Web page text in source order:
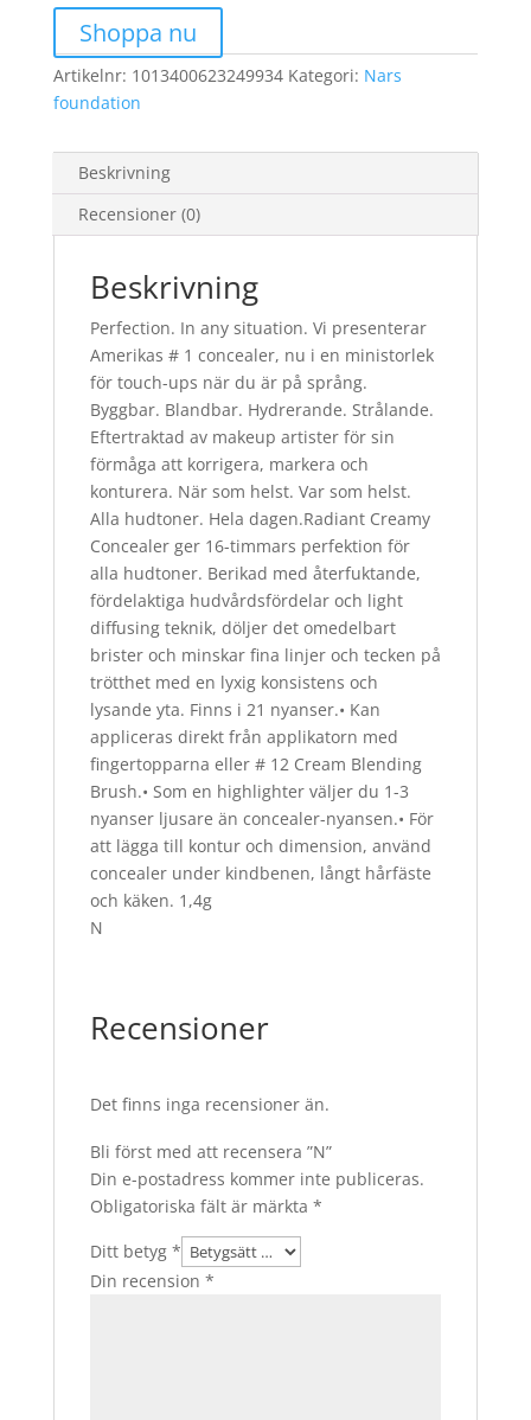
Shoppa nu
Artikelnr: 1013400623249934 Kategori: Nars
foundation
Beskrivning
Recensioner (0)
Beskrivning
Perfection. In any situation. Vi presenterar
Amerikas # 1 concealer, nu i en ministorlek
för touch-ups när du är på språng.
Byggbar. Blandbar. Hydrerande. Strålande.
Eftertraktad av makeup artister för sin
förmåga att korrigera, markera och
konturera. När som helst. Var som helst.
Alla hudtoner. Hela dagen.Radiant Creamy
Concealer ger 16-timmars perfektion för
alla hudtoner. Berikad med återfuktande,
fördelaktiga hudvårdsfördelar och light
diffusing teknik, döljer det omedelbart
brister och minskar fina linjer och tecken på
trötthet med en lyxig konsistens och
lysande yta. Finns i 21 nyanser.• Kan
appliceras direkt från applikatorn med
fingertopparna eller # 12 Cream Blending
Brush.• Som en highlighter väljer du 1-3
nyanser ljusare än concealer-nyansen.• För
att lägga till kontur och dimension, använd
concealer under kindbenen, långt hårfäste
och käken. 1,4g
N
Recensioner
Det finns inga recensioner än.
Bli först med att recensera ”N”
Din e-postadress kommer inte publiceras.
Obligatoriska fält är märkta *
Ditt betyg *
Din recension *